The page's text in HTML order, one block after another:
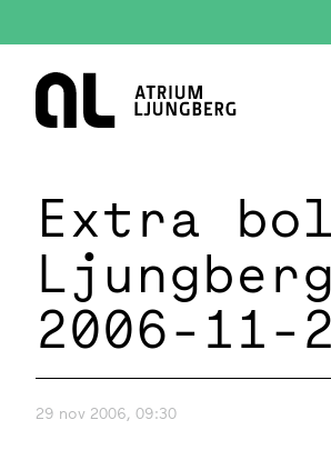
Hem
Extra
2006-11-
29 nov 2006, 09:30